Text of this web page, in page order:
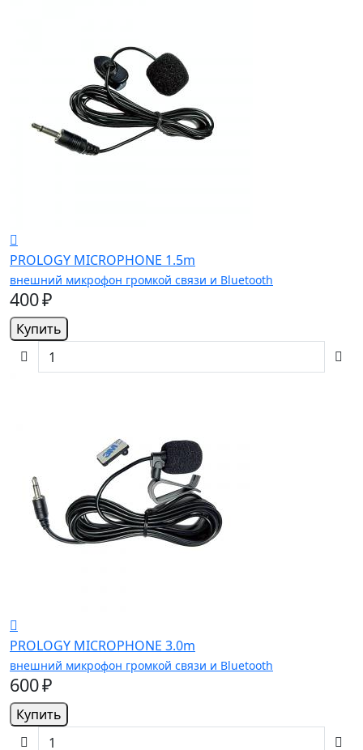
PROLOGY MICROPHONE 1.5m
внешний микрофон громкой связи и Bluetooth
400 ₽
Купить
PROLOGY MICROPHONE 3.0m
внешний микрофон громкой связи и Bluetooth
600 ₽
Купить